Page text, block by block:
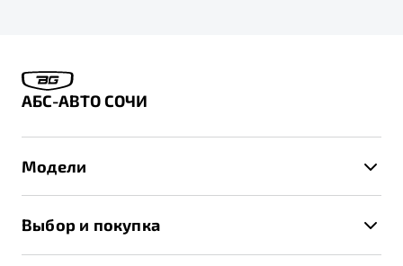
АБС-АВТО СОЧИ
Модели
Выбор и покупка